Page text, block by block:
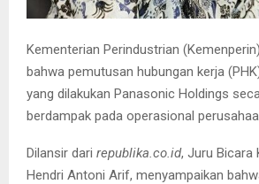
Kementerian Perindustrian
bahwa pemutusan hubungan kerja
yang dilakukan Panasonic Holdings
berdampak pada operasional
Dilansir dari republika.co.id, Juru Bicara
Hendri Antoni Arif, menyampaikan